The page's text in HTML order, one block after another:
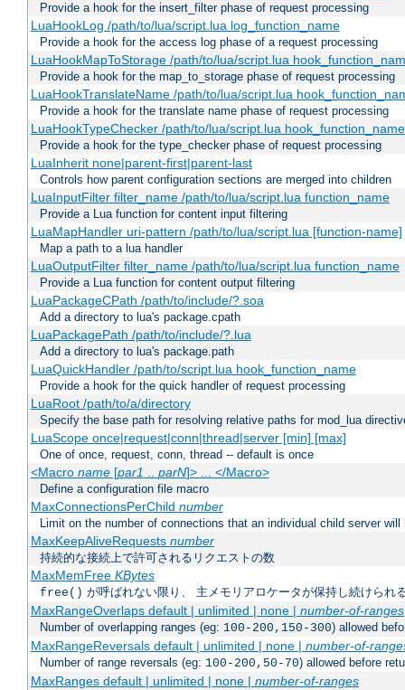
Provide a hook for the insert_filter phase of request processing
LuaHookLog /path/to/lua/script.lua log_function_name
Provide a hook for the access log phase of a request processing
LuaHookMapToStorage /path/to/lua/script.lua
Provide a hook for the map_to_storage phase of request processing
LuaHookTranslateName /path/to/lua/script.lua
Provide a hook for the translate name phase of request processing
LuaHookTypeChecker /path/to/lua/script.lua hook_function_name
Provide a hook for the type_checker phase of request processing
LuaInherit none|parent-first|parent-last
Controls how parent configuration sections are merged into children
LuaInputFilter filter_name /path/to/lua/script.lua function_name
Provide a Lua function for content input filtering
LuaMapHandler uri-pattern /path/to/lua/script.lua [function-name]
Map a path to a lua handler
LuaOutputFilter filter_name /path/to/lua/script.lua function_name
Provide a Lua function for content output filtering
LuaPackageCPath /path/to/include/?.soa
Add a directory to lua's package.cpath
LuaPackagePath /path/to/include/?.lua
Add a directory to lua's package.path
LuaQuickHandler /path/to/script.lua hook_function_name
Provide a hook for the quick handler of request processing
LuaRoot /path/to/a/directory
Specify the base path for resolving relative paths for mod_lua
LuaScope once|request|conn|thread|server [min] [max]
One of once, request, conn, thread -- default is once
<Macro name[par1 .. parN]> ... </Macro>
Define a configuration file macro
MaxConnectionsPerChild number
Limit on the number of connections that an individual child server
MaxKeepAliveRequests number
持続的な接続上で許可されるリクエストの数
MaxMemFree KBytes
free() が呼ばれない限り、 主メモリアロケータが保持し続けられ
MaxRangeOverlaps default | unlimited | none | number-of-ranges
Number of overlapping ranges (eg: 100-200,150-300) allowed
MaxRangeReversals default | unlimited | none | number-of-
Number of range reversals (eg: 100-200,50-70) allowed before
MaxRanges default | unlimited | none | number-of-ranges